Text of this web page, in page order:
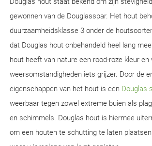
gewonnen van de Douglasspar. Het hout
duurzaamheidsklasse 3 onder de
dat Douglas hout onbehandeld heel lang
hout heeft van nature een rood-roze kleur en
weersomstandigheden iets grijzer. Door de
eigenschappen van het hout is een Douglas
weerbaar tegen zowel extreme buien als
en schimmels. Douglas hout is hiermee
om een houten te schutting te laten